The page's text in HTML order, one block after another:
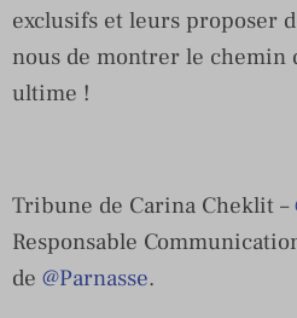
exclusifs et leurs proposer
nous de montrer le chemin
ultime !
Tribune de Carina Cheklit –
Responsable
de @Parnasse.